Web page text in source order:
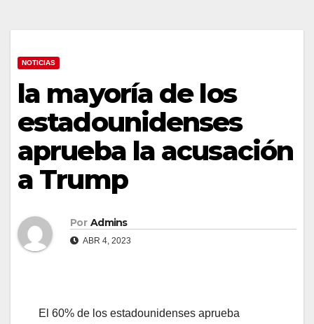
NOTICIAS
la mayoría de los
estadounidenses
aprueba la acusación
a Trump
Por Admins
ABR 4, 2023
El 60% de los estadounidenses aprueba